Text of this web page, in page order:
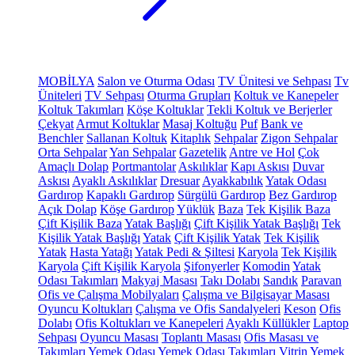
MOBİLYA Salon ve Oturma Odası TV Ünitesi ve Sehpası Tv
Üniteleri TV Sehpası Oturma Grupları Koltuk ve Kanepeler
Koltuk Takımları Köşe Koltuklar Tekli Koltuk ve Berjerler
Çekyat Armut Koltuklar Masaj Koltuğu Puf Bank ve
Benchler Sallanan Koltuk Kitaplık Sehpalar Zigon Sehpalar
Orta SehpalarYan Sehpalar Gazetelik Antre ve Hol Çok
Amaçlı Dolap Portmantolar Askılıklar Kapı Askısı Duvar
Askısı Ayaklı Askılıklar Dresuar AyakkabılıkYatak Odası
Gardırop Kapaklı Gardırop Sürgülü Gardırop Bez Gardırop
Açık Dolap Köşe GardıropYüklük Baza Tek Kişilik Baza
Çift Kişilik Baza Yatak Başlığı Çift Kişilik Yatak Başlığı Tek
Kişilik Yatak Başlığı Yatak Çift Kişilik Yatak Tek Kişilik
Yatak Hasta Yatağı Yatak Pedi & Şiltesi Karyola Tek Kişilik
Karyola Çift Kişilik Karyola Şifonyerler Komodin Yatak
Odası Takımları Makyaj Masası Takı Dolabı Sandık Paravan
Ofis ve Çalışma Mobilyaları Çalışma ve Bilgisayar Masası
Oyuncu Koltukları Çalışma ve Ofis Sandalyeleri Keson Ofis
Dolabı Ofis Koltukları ve Kanepeleri Ayaklı Küllükler Laptop
Sehpası Oyuncu Masası Toplantı Masası Ofis Masası ve
Takımları Yemek Odası Yemek Odası Takımları Vitrin Yemek